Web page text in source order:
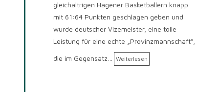
gleichaltrigen Hagener Basketballern knapp
mit 61:64 Punkten geschlagen geben und
wurde deutscher Vizemeister, eine tolle
Leistung für eine echte „Provinzmannschaft“,
die im Gegensatz… Weiterlesen